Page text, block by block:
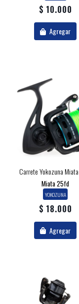
$ 10.000
Agregar
Carrete Yokozuna
Miata 25fd
YOKOZUNA
$ 18.000
Agregar